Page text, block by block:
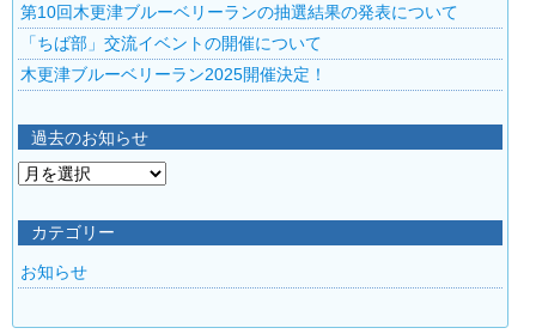
第10回木更津ブルーベリーランの抽選結果の発表について
「ちば部」交流イベントの開催について
木更津ブルーベリーラン2025開催決定！
過去のお知らせ
過
の
お
知
せ
カテゴリー
お知らせ